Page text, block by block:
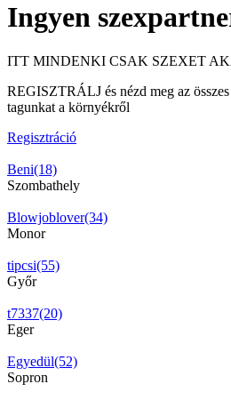
Ingyen
ITT MINDENKI CSAK SZEXET
REGISZTRÁLJ és nézd meg az összes
tagunkat a környékről
Regisztráció
Beni(18)
Szombathely
Blowjoblover(34)
Monor
tipcsi(55)
Győr
t7337(20)
Eger
Egyedül(52)
Sopron